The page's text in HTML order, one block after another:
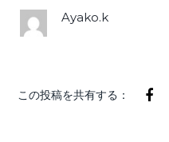
ayako.k
この投稿を共有する：